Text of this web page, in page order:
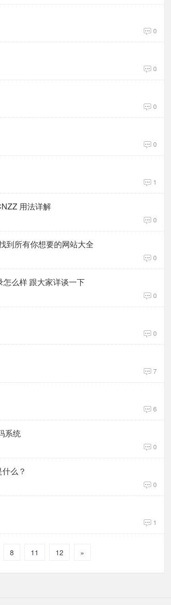
0
0
0
0
1
用法详解
0
到所有你想要的网站大全
0
么样 跟大家详谈一下
0
0
7
6
系统
0
么？
0
1
8 11 12 »